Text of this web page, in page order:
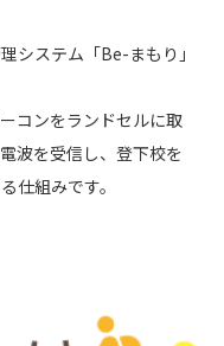
システム「Be-まもり」
コンをランドセルに取
波を受信し、登下校を
仕組みです。